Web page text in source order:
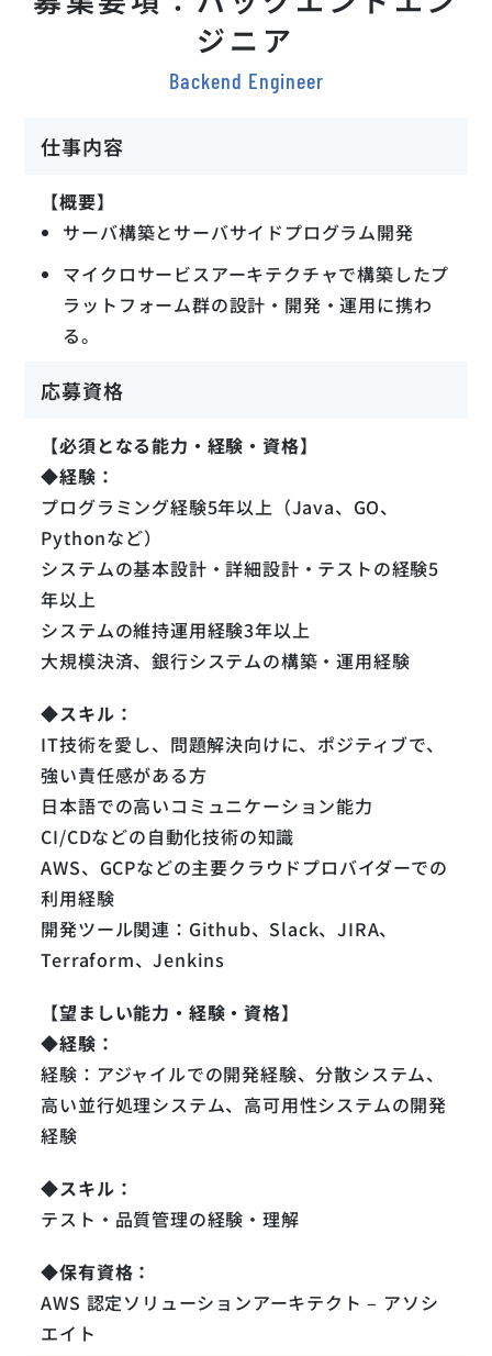
ジニア
Backend Engineer
仕事内容
【概要】
サーバ構築とサーバサイドプログラム開発
マイクロサービスアーキテクチャで構築したプ
ラットフォーム群の設計・開発・運用に携わ
る。
応募資格
【必須となる能力・経験・資格】
◆経験：
プログラミング経験5年以上（Java、GO、
Pythonなど）
システムの基本設計・詳細設計・テストの経験5
年以上
システムの維持運用経験3年以上
大規模決済、銀行システムの構築・運用経験
◆スキル：
IT技術を愛し、問題解決向けに、ポジティブで、
強い責任感がある方
日本語での高いコミュニケーション能力
CI/CDなどの自動化技術の知識
AWS、GCPなどの主要クラウドプロバイダーでの
利用経験
開発ツール関連：Github、Slack、JIRA、
Terraform、Jenkins
【望ましい能力・経験・資格】
◆経験：
経験：アジャイルでの開発経験、分散システム、
高い並行処理システム、高可用性システムの開発
経験
◆スキル：
テスト・品質管理の経験・理解
◆保有資格：
AWS 認定ソリューションアーキテクト – アソシ
エイト